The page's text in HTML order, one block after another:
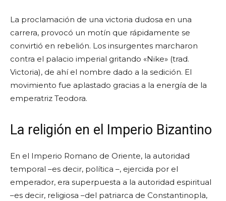
La proclamación de una victoria dudosa en una
carrera, provocó un motín que rápidamente se
convirtió en rebelión. Los insurgentes marcharon
contra el palacio imperial gritando «Nike» (trad.
Victoria), de ahí el nombre dado a la sedición. El
movimiento fue aplastado gracias a la energía de la
emperatriz Teodora.
La religión en el Imperio Bizantino
En el Imperio Romano de Oriente, la autoridad
temporal –es decir, política –, ejercida por el
emperador, era superpuesta a la autoridad espiritual
–es decir, religiosa –del patriarca de Constantinopla,